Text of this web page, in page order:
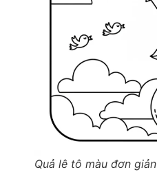
Quả lê tô màu đơn giản